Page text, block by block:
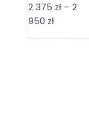
2 375 zł – 2
950 złZakres